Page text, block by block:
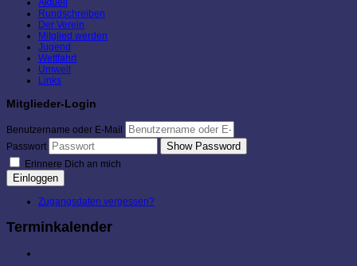
Aktuell
Rundschreiben
Der Verein
Mitglied werden
Jugend
Wettfahrt
Umwelt
Links
Mitglieder-Login
Benutzername oder E-Mail
Passwort
Show Password
Erinnere Dich an mich
Einloggen
Zugangsdaten vergessen?
Terminkalender